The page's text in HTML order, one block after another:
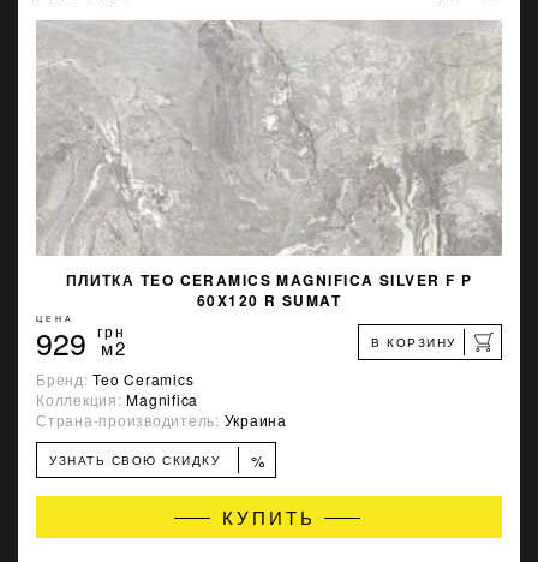
ПЛИТКА TEO CERAMICS MAGNIFICA SILVER F P
60X120 R SUMAT
ЦЕНА
929 грн
м2 В КОРЗИНУ
Бренд:Teo Ceramics
Коллекция:Magnifica
Страна-производитель: Украина
УЗНАТЬ СВОЮ СКИДКУ %
КУПИТЬ